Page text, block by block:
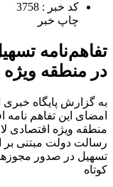
کد خبر : 3758
چاپ خبر
تفاهم‌نامه
در منطقه
به گزارش پایگاه
امضای این تفاهم نامه
منطقه ویژه اقتصادی
رسالت دولت مبتنی بر
تسهیل در صدور
کوتاه